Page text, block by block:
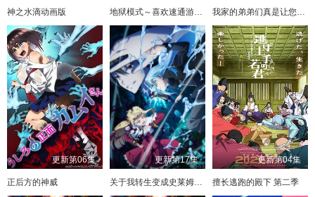
神之水滴动画版 地狱模式～喜欢速通游戏的玩家在废设定异世界无双～第二季 我家的弟弟们真是让您费心了
更新第06集
正后方的神威
更新第17集
关于我转生变成史莱姆这档事第四季
更新第04集
擅长逃跑的殿下 第二季